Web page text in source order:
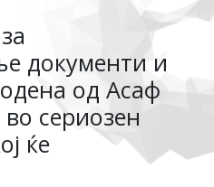
документи и
од Асаф
сериозен
ќе